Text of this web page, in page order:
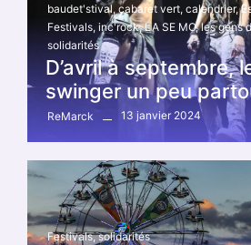
baudet'stival, cabaret vert, calendrier,
Festivals, inc'rock, LA SE MO, les gens
solidarités
D’avril à septembre,
swinger un peu
ReMarck 13 janvier 2024
Festivals, solidarités